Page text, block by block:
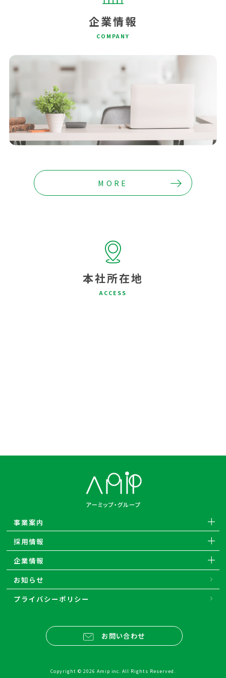
企業情報
COMPANY
MORE
本社所在地
ACCESS
事業案内
採用情報
企業情報
お知らせ
プライバシーポリシー
お問い合わせ
Copyright © 2026 Amip inc. All Rights Reserved.